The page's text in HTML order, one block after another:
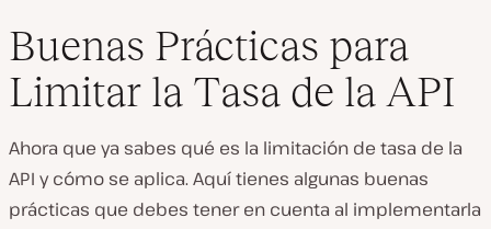
Buenas Prácticas para
Limitar la Tasa de la API
Ahora que ya sabes qué es la limitación de tasa de la
API y cómo se aplica. Aquí tienes algunas buenas
prácticas que debes tener en cuenta al implementarla